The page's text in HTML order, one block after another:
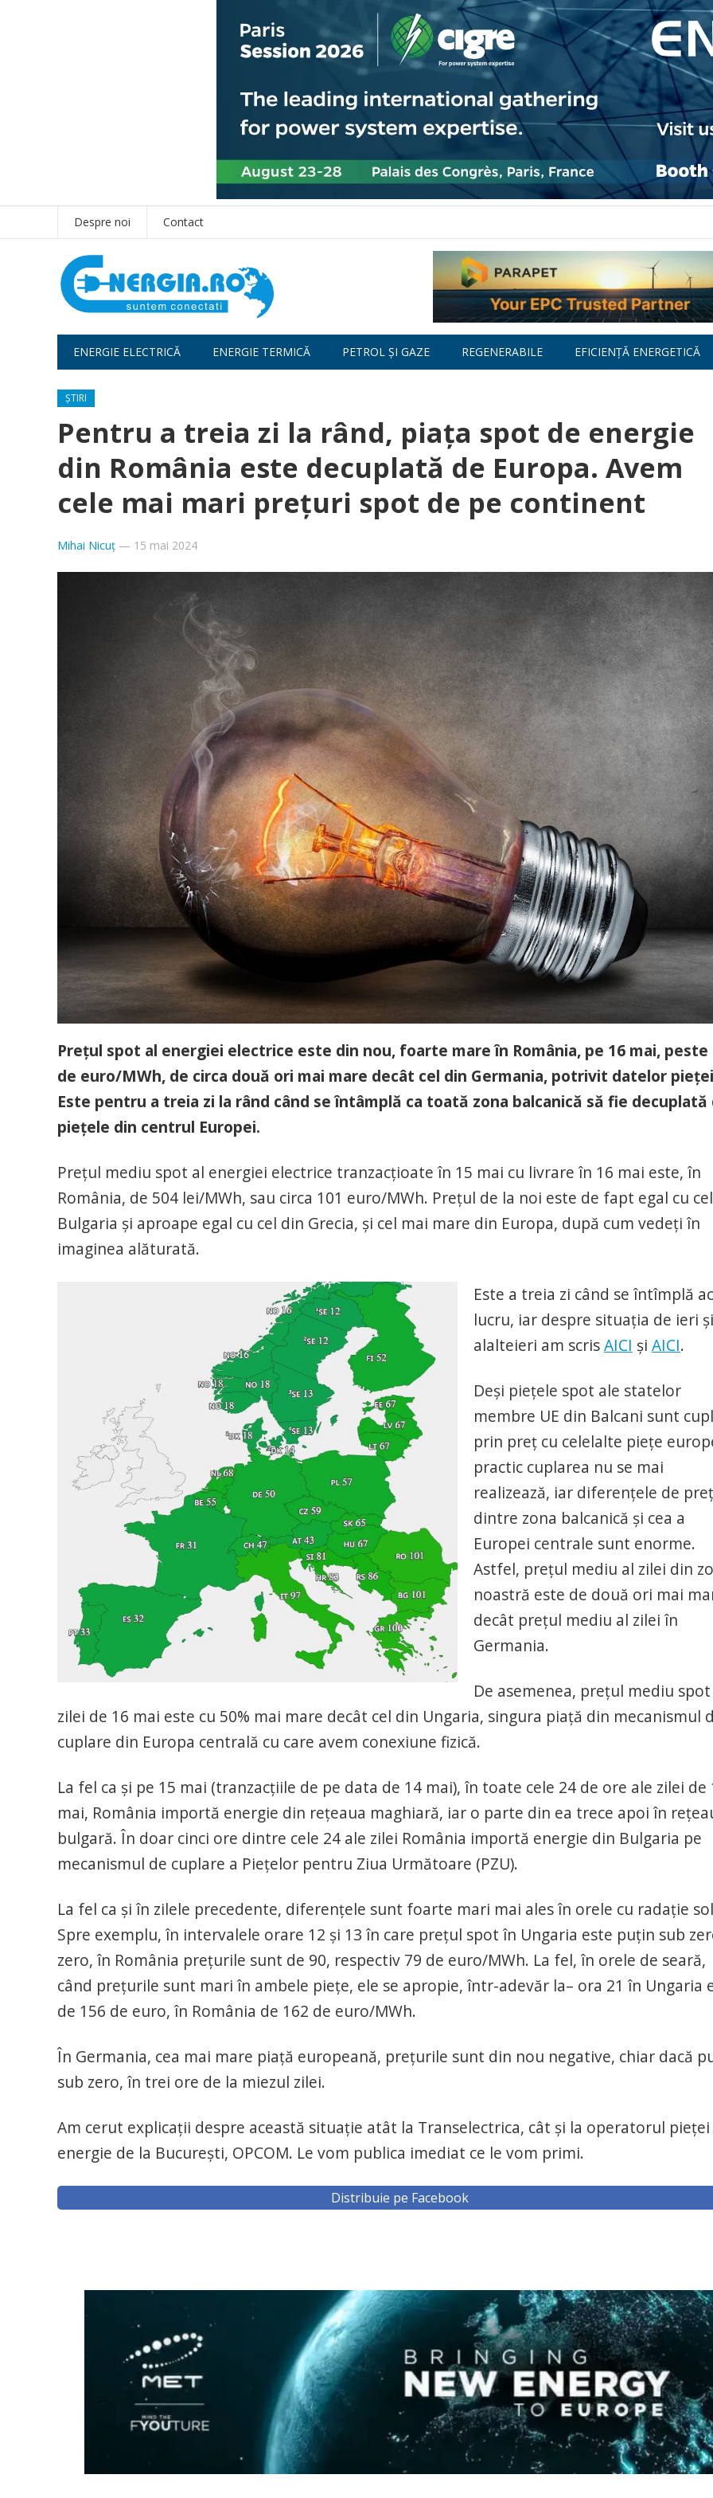
Despre noi Contact
ENERGIE ELECTRICĂ ENERGIE TERMICĂ PETROL ȘI GAZE REGENERABILE EFICIENȚĂ ENERGETICĂ
ȘTIRI
Pentru a treia zi la rând, piața spot de energie
din România este decuplată de Europa. Avem
cele mai mari prețuri spot de pe continent
Mihai Nicuț — 15 mai 2024
Prețul spot al energiei electrice este din nou, foarte mare în România, pe 16 mai, peste
de euro/MWh, de circa două ori mai mare decât cel din Germania, potrivit datelor
Este pentru a treia zi la rând când se întâmplă ca toată zona balcanică să fie decuplată
piețele din centrul Europei.
Prețul mediu spot al energiei electrice tranzacțioate în 15 mai cu livrare în 16 mai este, în
România, de 504 lei/MWh, sau circa 101 euro/MWh. Prețul de la noi este de fapt egal cu
Bulgaria și aproape egal cu cel din Grecia, și cel mai mare din Europa, după cum vedeți în
imaginea alăturată.
Este a treia zi când se întîmplă
lucru, iar despre situația de ieri și
alalteieri am scrisAICI și AICI.
Deși piețele spot ale statelor
membre UE din Balcani sunt
prin preț cu celelalte piețe
practic cuplarea nu se mai
realizează, iar diferențele de preț
dintre zona balcanică și cea a
Europei centrale sunt enorme.
Astfel, prețul mediu al zilei din
noastră este de două ori mai
decât prețul mediu al zilei în
Germania.
De asemenea, prețul mediu
zilei de 16 mai este cu 50% mai mare decât cel din Ungaria, singura piață din mecanismul
cuplare din Europa centrală cu care avem conexiune fizică.
La fel ca și pe 15 mai (tranzacțiile de pe data de 14 mai), în toate cele 24 de ore ale zilei de
mai, România importă energie din rețeaua maghiară, iar o parte din ea trece apoi în
bulgară. În doar cinci ore dintre cele 24 ale zilei România importă energie din Bulgaria pe
mecanismul de cuplare a Piețelor pentru Ziua Următoare (PZU).
La fel ca și în zilele precedente, diferențele sunt foarte mari mai ales în orele cu radație
Spre exemplu, în intervalele orare 12 și 13 în care prețul spot în Ungaria este puțin sub
zero, în România prețurile sunt de 90, respectiv 79 de euro/MWh. La fel, în orele de seară,
când prețurile sunt mari în ambele piețe, ele se apropie, într-adevăr la– ora 21 în Ungaria
de 156 de euro, în România de 162 de euro/MWh.
În Germania, cea mai mare piață europeană, prețurile sunt din nou negative, chiar dacă
sub zero, în trei ore de la miezul zilei.
Am cerut explicații despre această situație atât la Transelectrica, cât și la operatorul
energie de la București, OPCOM. Le vom publica imediat ce le vom primi.
Distribuie pe Facebook